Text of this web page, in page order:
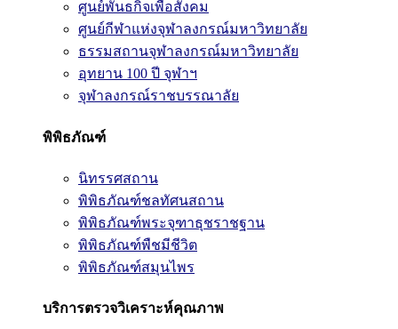
ศูนย์พันธกิจเพื่อสังคม
ศูนย์กีฬาแห่งจุฬาลงกรณ์มหาวิทยาลัย
ธรรมสถานจุฬาลงกรณ์มหาวิทยาลัย
อุทยาน 100 ปี จุฬาฯ
จุฬาลงกรณ์ราชบรรณาลัย
พิพิธภัณฑ์
นิทรรศสถาน
พิพิธภัณฑ์ชลทัศนสถาน
พิพิธภัณฑ์พระจุฑาธุชราชฐาน
พิพิธภัณฑ์พืชมีชีวิต
พิพิธภัณฑ์สมุนไพร
บริการตรวจวิเคราะห์คุณภาพ